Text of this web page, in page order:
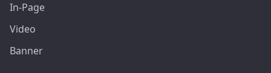
In-Page
Video
Banner